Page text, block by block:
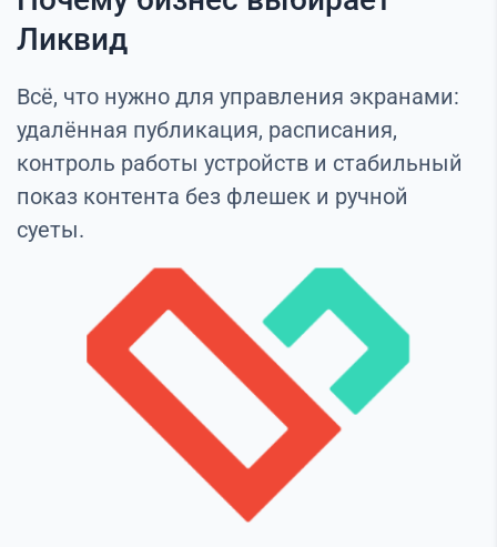
Ликвид
Всё, что нужно для управления экранами:
удалённая публикация, расписания,
контроль работы устройств и стабильный
показ контента без флешек и ручной
суеты.